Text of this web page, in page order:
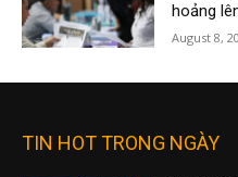
hoảng
August 8,
TIN HOT TRONG NGÀY